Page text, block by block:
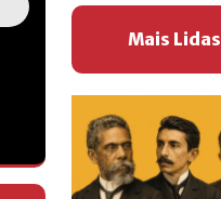
Mais Lidas